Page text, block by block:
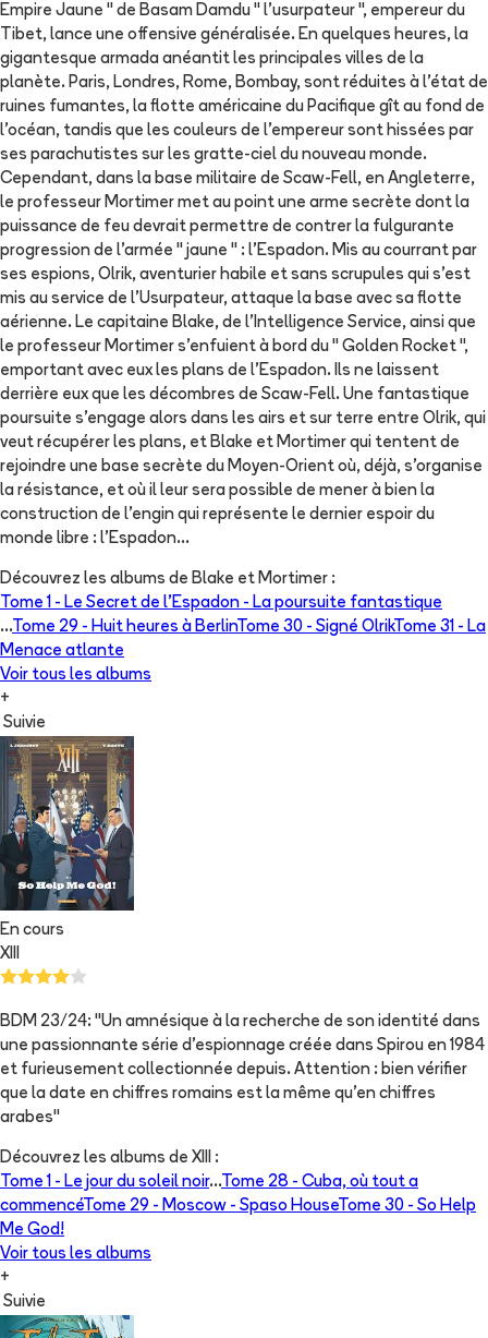
Empire Jaune " de Basam Damdu " l'usurpateur ", empereur du
Tibet, lance une offensive généralisée. En quelques heures, la
gigantesque armada anéantit les principales villes de la
planète. Paris, Londres, Rome, Bombay, sont réduites à l'état de
ruines fumantes, la flotte américaine du Pacifique gît au fond de
l'océan, tandis que les couleurs de l'empereur sont hissées par
ses parachutistes sur les gratte-ciel du nouveau monde.
Cependant, dans la base militaire de Scaw-Fell, en Angleterre,
le professeur Mortimer met au point une arme secrète dont la
puissance de feu devrait permettre de contrer la fulgurante
progression de l'armée " jaune " : l'Espadon. Mis au courrant par
ses espions, Olrik, aventurier habile et sans scrupules qui s'est
mis au service de l'Usurpateur, attaque la base avec sa flotte
aérienne. Le capitaine Blake, de l'Intelligence Service, ainsi que
le professeur Mortimer s'enfuient à bord du " Golden Rocket ",
emportant avec eux les plans de l'Espadon. Ils ne laissent
derrière eux que les décombres de Scaw-Fell. Une fantastique
poursuite s'engage alors dans les airs et sur terre entre Olrik, qui
veut récupérer les plans, et Blake et Mortimer qui tentent de
rejoindre une base secrète du Moyen-Orient où, déjà, s'organise
la résistance, et où il leur sera possible de mener à bien la
construction de l'engin qui représente le dernier espoir du
monde libre : l'Espadon...
Découvrez les albums de Blake et Mortimer :
Tome 1 - Le Secret de l'Espadon - La poursuite fantastique
...Tome 29 - Huit heures à BerlinTome 30 - Signé OlrikTome 31 - La
Menace atlante
Voir tous les albums
+
Suivie
En cours
XIII
BDM 23/24: "Un amnésique à la recherche de son identité dans
une passionnante série d'espionnage créée dans Spirou en 1984
et furieusement collectionnée depuis. Attention : bien vérifier
que la date en chiffres romains est la même qu'en chiffres
arabes"
Découvrez les albums de XIII
:
Tome 1 - Le jour du soleil noir...Tome 28 - Cuba, où tout a
commencéTome 29 - Moscow - Spaso HouseTome 30 - So Help
Me God!
Voir tous les albums
+
Suivie